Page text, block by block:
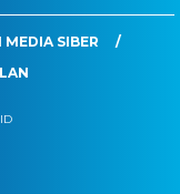
SIBER